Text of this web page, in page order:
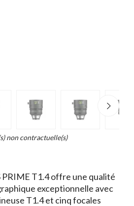
non contractuelle(s)
PRIME T1.4 offre une qualité
exceptionnelle avec
T1.4 et cinq focales